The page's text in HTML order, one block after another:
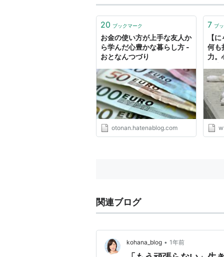
20 ブックマーク
お金の使い方が上手な友人か
ら学んだ心豊かな暮らし方 -
おとなんつづり
otonan.hatenablog.com
7 ブ
【
何も
力。
ぶ印
は？
関連ブログ
kohana_blog • 1年前